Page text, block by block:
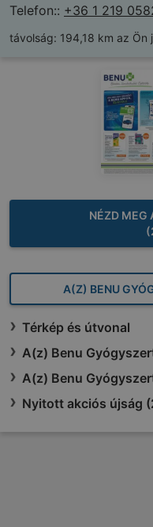
Telefon:: +36 1 219
távolság: 194,18 km az Ön
NÉZD MEG
A(Z) BENU
Térkép és útvonal
A(z) Benu
A(z) Benu
Nyitott akciós újság